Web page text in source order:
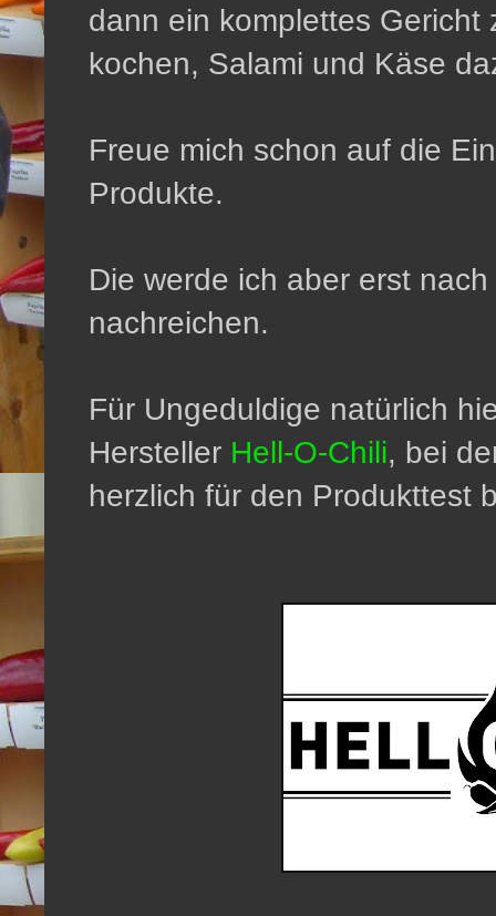
dann ein komplettes Gericht
kochen, Salami und Käse
Freue mich schon auf die
Produkte.
Die werde ich aber erst
nachreichen.
Für Ungeduldige natürlich
Hersteller Hell-O-Chili, bei
herzlich für den Produkttest